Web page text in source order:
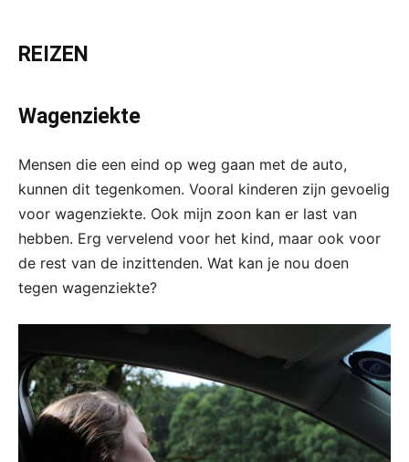
REIZEN
Wagenziekte
Mensen die een eind op weg gaan met de auto,
kunnen dit tegenkomen. Vooral kinderen zijn gevoelig
voor wagenziekte. Ook mijn zoon kan er last van
hebben. Erg vervelend voor het kind, maar ook voor
de rest van de inzittenden. Wat kan je nou doen
tegen wagenziekte?